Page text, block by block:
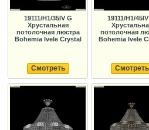
19111/H1/35IV G
Хрустальная
потолочная люстра
Bohemia Ivele Crystal
Смотреть
19111/H1/
потолочная
Bohemia Ivele
Смотреть